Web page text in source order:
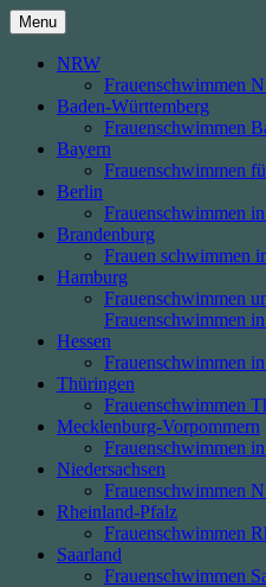
Skip
to
content
Menu
NRW
Frauenschwimmen
Baden-Württemberg
Frauenschwimmen
Bayern
Frauenschwimmen
Berlin
Frauenschwimmen
Brandenburg
Frauen schwimmen
Hamburg
Frauenschwimmen
Frauenschwimmen
Hessen
Frauenschwimmen
Thüringen
Frauenschwimmen
Mecklenburg-Vorpommern
Frauenschwimmen
Niedersachsen
Frauenschwimmen
Rheinland-Pfalz
Frauenschwimmen
Saarland
Frauenschwimmen